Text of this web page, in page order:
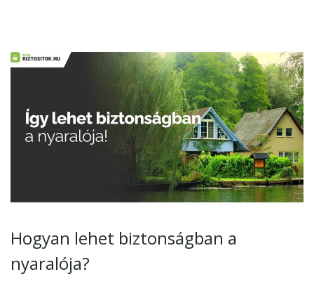
Hogyan lehet biztonságban a
nyaralója?